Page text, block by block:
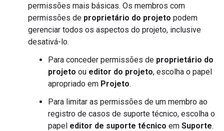
permissões mais básicas. Os membros com
permissões de proprietário do projeto podem
gerenciar todos os aspectos do projeto, inclusive
desativá-lo.
Para conceder permissões de proprietário do
projeto ou editor do projeto, escolha o papel
apropriado em Projeto.
Para limitar as permissões de um membro ao
registro de casos de suporte técnico, escolha o
papel editor de suporte técnico em Suporte.